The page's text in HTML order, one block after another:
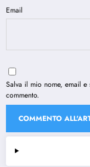
Email
Salva il mio nome, email
commento.